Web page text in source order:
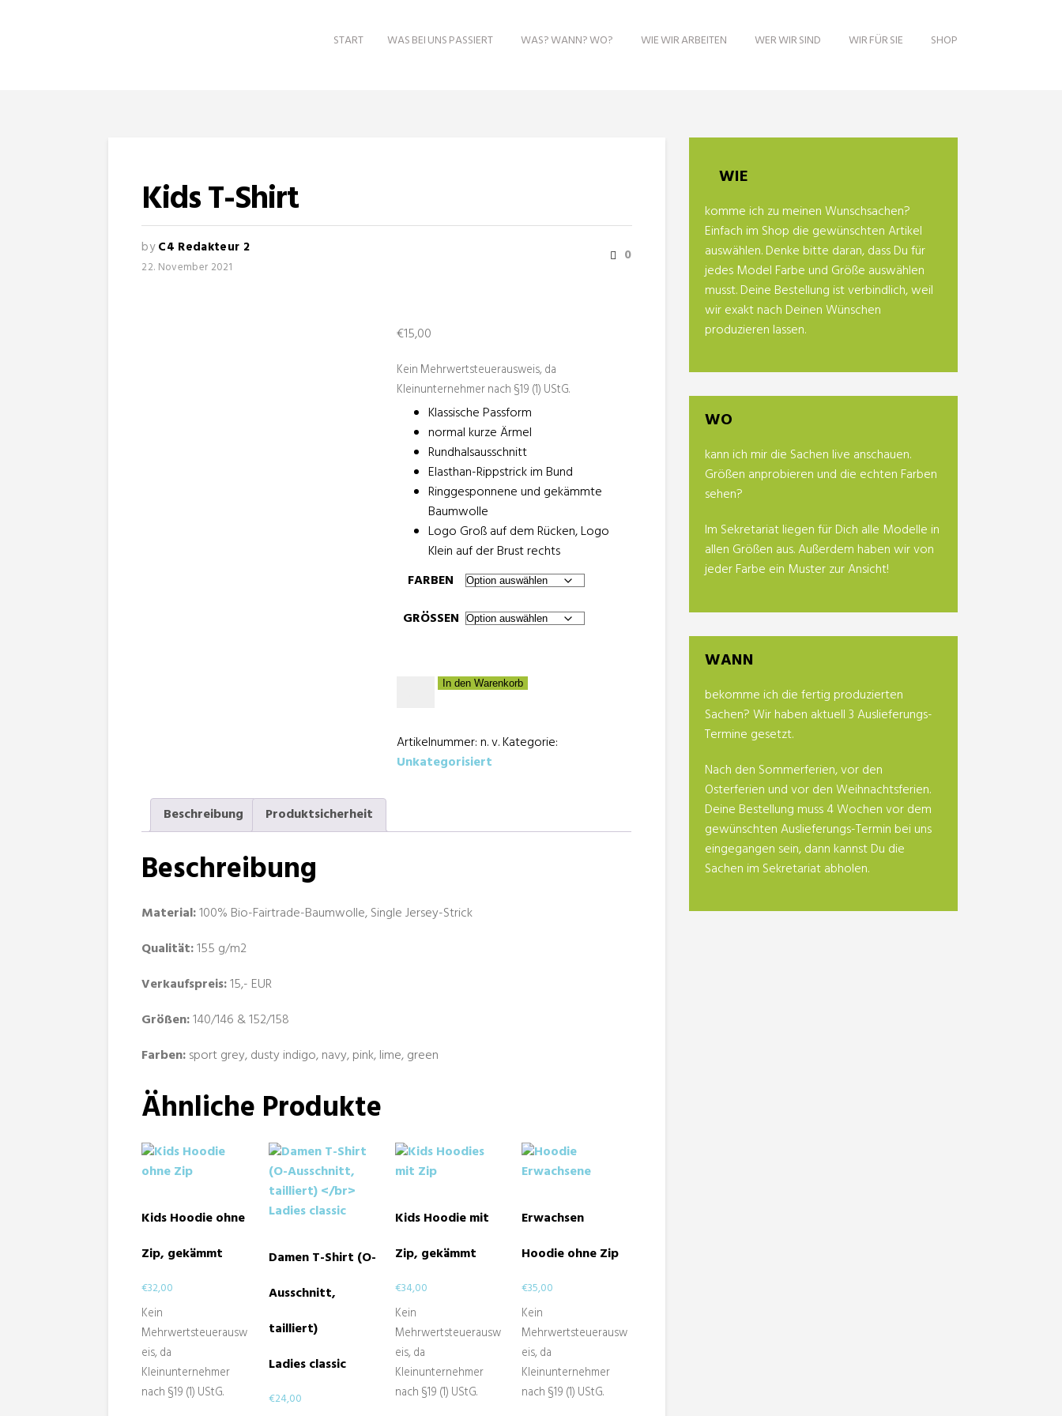
START WAS BEI UNS PASSIERT WAS? WANN? WO? WIE WIR ARBEITEN WER WIR SIND WIR FÜR SIE SHOP
Kids T-Shirt
byC4 Redakteur 2
22. November 2021
0
€15,00
Kein Mehrwertsteuerausweis, da
Kleinunternehmer nach §19 (1) UStG.
Klassische Passform
normal kurze Ärmel
Rundhalsausschnitt
Elasthan-Rippstrick im Bund
Ringgesponnene und gekämmte
Baumwolle
Logo Groß auf dem Rücken, Logo
Klein auf der Brust rechts
FARBEN
GRÖSSEN
Menge
In den Warenkorb
Artikelnummer:n. v.Kategorie:
Unkategorisiert
Beschreibung Produktsicherheit
Beschreibung
Material:100% Bio-Fairtrade-Baumwolle, Single Jersey-Strick
Qualität:155 g/m2
Verkaufspreis:15,- EUR
Größen:140/146 & 152/158
Farben:sport grey, dusty indigo, navy, pink, lime, green
Ähnliche Produkte
Kids Hoodie ohne
Zip, gekämmt
€32,00
Kein
Mehrwertsteuerausw
eis, da
Kleinunternehmer
nach §19 (1) UStG.
Damen T-Shirt (O-
Ausschnitt,
tailliert)
Ladies classic
€24,00
Kids Hoodie mit
Zip, gekämmt
€34,00
Kein
Mehrwertsteuerausw
eis, da
Kleinunternehmer
nach §19 (1) UStG.
Erwachsen
Hoodie ohne Zip
€35,00
Kein
Mehrwertsteuerausw
eis, da
Kleinunternehmer
nach §19 (1) UStG.
WIE
komme ich zu meinen Wunschsachen?
Einfach im Shop die gewünschten Artikel
auswählen. Denke bitte daran, dass Du für
jedes Model Farbe und Größe auswählen
musst. Deine Bestellung ist verbindlich, weil
wir exakt nach Deinen Wünschen
produzieren lassen.
WO
kann ich mir die Sachen live anschauen.
Größen anprobieren und die echten Farben
sehen?
Im Sekretariat liegen für Dich alle Modelle in
allen Größen aus. Außerdem haben wir von
jeder Farbe ein Muster zur Ansicht!
WANN
bekomme ich die fertig produzierten
Sachen? Wir haben aktuell 3 Auslieferungs-
Termine gesetzt.
Nach den Sommerferien, vor den
Osterferien und vor den Weihnachtsferien.
Deine Bestellung muss 4 Wochen vor dem
gewünschten Auslieferungs-Termin bei uns
eingegangen sein, dann kannst Du die
Sachen im Sekretariat abholen.